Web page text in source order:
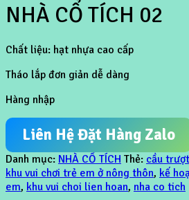
NHÀ CỔ TÍCH 02
Chất liệu: hạt nhựa cao cấp
Tháo lắp đơn giản dễ dàng
Hàng nhập
Liên Hệ Đặt Hàng Zalo
Danh mục: NHÀ CỔ TÍCH Thẻ: cầu
khu vui chơi trẻ em ở nông thôn, kế
em, khu vui choi lien hoan, nha co tich